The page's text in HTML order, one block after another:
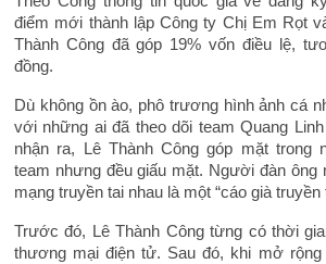
điểm mới thành lập Công ty Chị Em Rọt
Thành Công đã góp 19% vốn điều lệ,
đồng.
Dù không ồn ào, phô trương hình ảnh cá
với những ai đã theo dõi team Quang
nhận ra, Lê Thành Công góp mặt trong
team nhưng đều giấu mặt. Người đàn ông
mạng truyền tai nhau là một “cáo già truyền
Trước đó, Lê Thành Công từng có thời
thương mại điện tử. Sau đó, khi mở